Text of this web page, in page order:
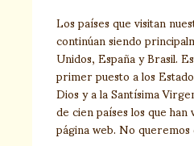
Los países que visitan
continúan siendo
Unidos, España y Brasil.
primer puesto a los
Dios y a la Santísima
de cien países los que
página web. No